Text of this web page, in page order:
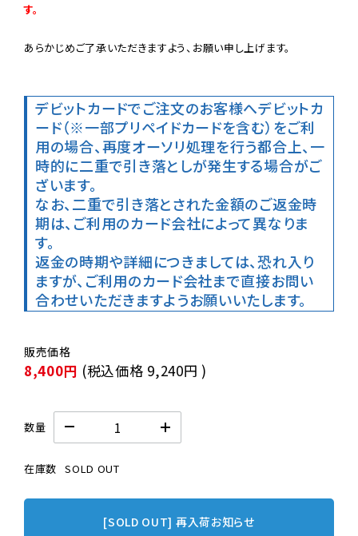
す。
あらかじめご了承いただきますよう、お願い申し上げます。
デビットカードでご注文のお客様へデビットカ
ード（※一部プリペイドカードを含む）をご利
用の場合、再度オーソリ処理を行う都合上、一
時的に二重で引き落としが発生する場合がご
ざいます。
なお、二重で引き落とされた金額のご返金時
期は、ご利用のカード会社によって異なりま
す。
返金の時期や詳細につきましては、恐れ入り
ますが、ご利用のカード会社まで直接お問い
合わせいただきますようお願いいたします。
8,400円 (税込価格 9,240円 )
数量
在庫数 SOLD OUT
[SOLD OUT] 再入荷お知らせ